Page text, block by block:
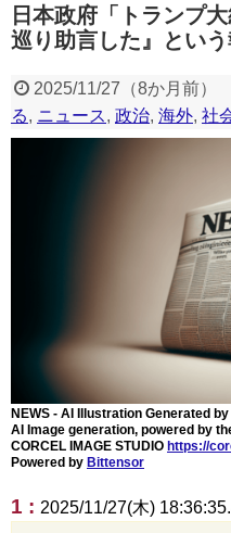
一部のコンテンツが表示されなく
たりする場合があります。
日本政府「トランプ
巡り助言した』という
2025/11/27 （8か月前）
る, ニュース, 政治, 海外, 社
NEWS - AI Illustration Generated
AI Image generation, powered by
CORCEL IMAGE STUDIO https://
Powered by Bittensor
1 : 2025/11/27(木)